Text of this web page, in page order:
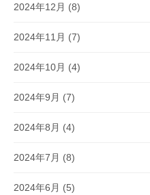
2024年12月 (8)
2024年11月 (7)
2024年10月 (4)
2024年9月 (7)
2024年8月 (4)
2024年7月 (8)
2024年6月 (5)